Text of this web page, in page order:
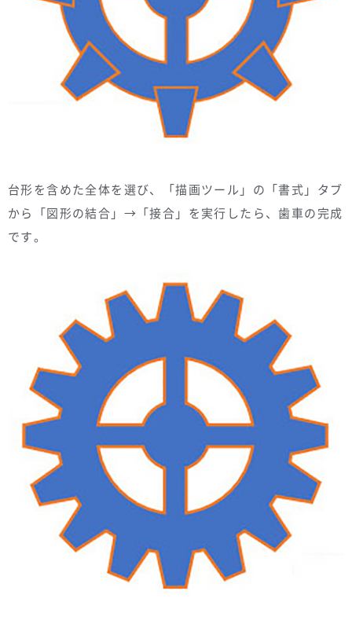
台形を含めた全体を選び、「描画ツール」の「書式」タブ
から「図形の結合」→「接合」を実行したら、歯車の完成
です。